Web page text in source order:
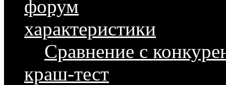
форум
характеристики
Сравнение с
краш-тест